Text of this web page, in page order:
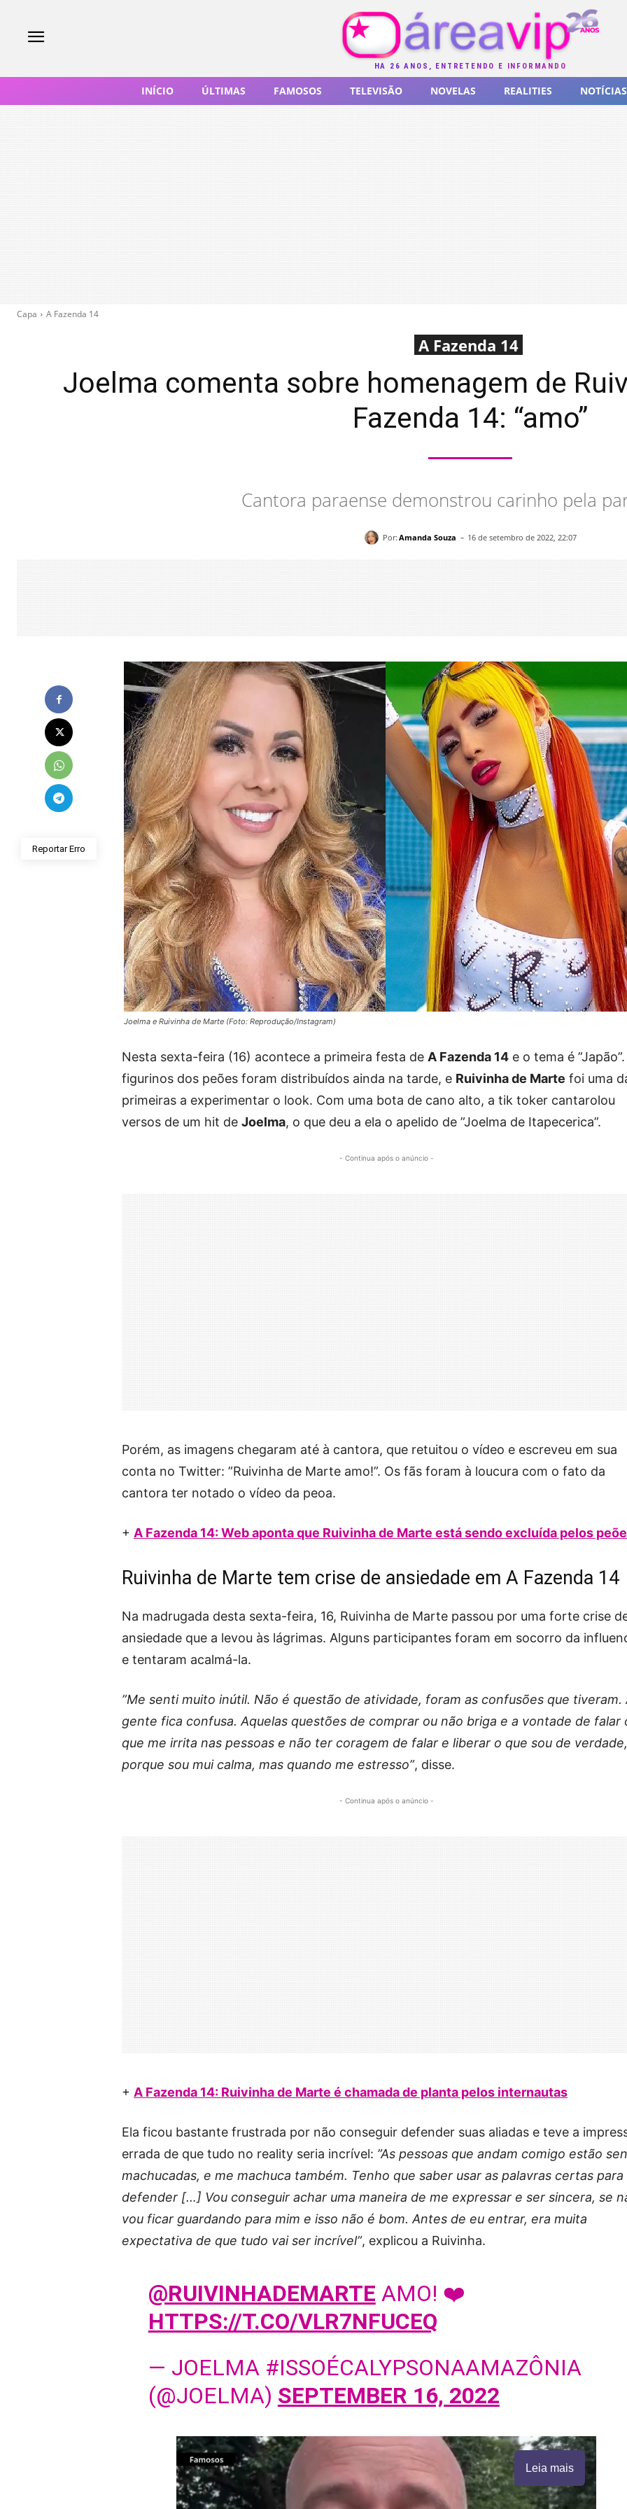
HÁ 26 ANOS, ENTRETENDO E INFORMANDO
INÍCIO ÚLTIMAS FAMOSOS TELEVISÃO NOVELAS REALITIES NOTÍCIAS
Capa A Fazenda 14
A Fazenda 14
Joelma comenta sobre homenagem de
Fazenda 14: “amo”
Cantora paraense demonstrou carinho pela
Por: Amanda Souza - 16 de setembro de 2022, 22:07
Reportar Erro
Joelma e Ruivinha de Marte (Foto: Reprodução/Instagram)
Nesta sexta-feira (16) acontece a primeira festa de A Fazenda 14 e o tema é
figurinos dos peões foram distribuídos ainda na tarde, e Ruivinha de Marte foi uma
primeiras a experimentar o look. Com uma bota de cano alto, a tik toker cantarolou
versos de um hit de Joelma, o que deu a ela o apelido de ”Joelma de Itapecerica”.
- Continua após o anúncio -
Porém, as imagens chegaram até à cantora, que retuitou o vídeo e escreveu em sua
conta no Twitter: ”Ruivinha de Marte amo!”. Os fãs foram à loucura com o fato da
cantora ter notado o vídeo da peoa.
+ A Fazenda 14: Web aponta que Ruivinha de Marte está sendo excluída pelos
Ruivinha de Marte tem crise de ansiedade em A Fazenda 14
Na madrugada desta sexta-feira, 16, Ruivinha de Marte passou por uma forte crise
ansiedade que a levou às lágrimas. Alguns participantes foram em socorro da
e tentaram acalmá-la.
”Me senti muito inútil. Não é questão de atividade, foram as confusões que tiveram.
gente fica confusa. Aquelas questões de comprar ou não briga e a vontade de falar
que me irrita nas pessoas e não ter coragem de falar e liberar o que sou de verdade,
porque sou mui calma, mas quando me estresso”, disse.
- Continua após o anúncio -
+ A Fazenda 14: Ruivinha de Marte é chamada de planta pelos internautas
Ela ficou bastante frustrada por não conseguir defender suas aliadas e teve a
errada de que tudo no reality seria incrível: ”As pessoas que andam comigo estão
machucadas, e me machuca também. Tenho que saber usar as palavras certas para
defender […] Vou conseguir achar uma maneira de me expressar e ser sincera, se
vou ficar guardando para mim e isso não é bom. Antes de eu entrar, era muita
expectativa de que tudo vai ser incrível”, explicou a Ruivinha.
@RUIVINHADEMARTE AMO! ❤️
HTTPS://T.CO/VLR7NFUCEQ
— JOELMA #ISSOÉCALYPSONAAMAZÔNIA
(@JOELMA) SEPTEMBER 16, 2022
Leia mais